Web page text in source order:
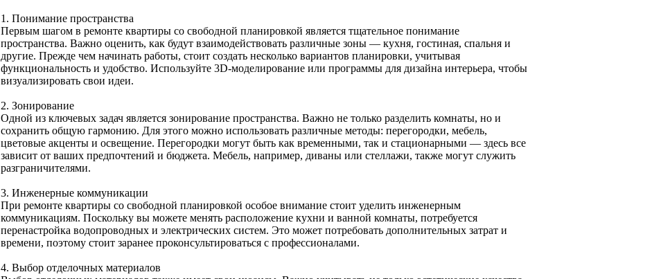
1. Понимание пространства
Первым шагом в ремонте квартиры со свободной планировкой является тщательное понимание
пространства. Важно оценить, как будут взаимодействовать различные зоны — кухня, гостиная, спальня и
другие. Прежде чем начинать работы, стоит создать несколько вариантов планировки, учитывая
функциональность и удобство. Используйте 3D-моделирование или программы для дизайна интерьера, чтобы
визуализировать свои идеи.
2. Зонирование
Одной из ключевых задач является зонирование пространства. Важно не только разделить комнаты, но и
сохранить общую гармонию. Для этого можно использовать различные методы: перегородки, мебель,
цветовые акценты и освещение. Перегородки могут быть как временными, так и стационарными — здесь все
зависит от ваших предпочтений и бюджета. Мебель, например, диваны или стеллажи, также могут служить
разграничителями.
3. Инженерные коммуникации
При ремонте квартиры со свободной планировкой особое внимание стоит уделить инженерным
коммуникациям. Поскольку вы можете менять расположение кухни и ванной комнаты, потребуется
перенастройка водопроводных и электрических систем. Это может потребовать дополнительных затрат и
времени, поэтому стоит заранее проконсультироваться с профессионалами.
4. Выбор отделочных материалов